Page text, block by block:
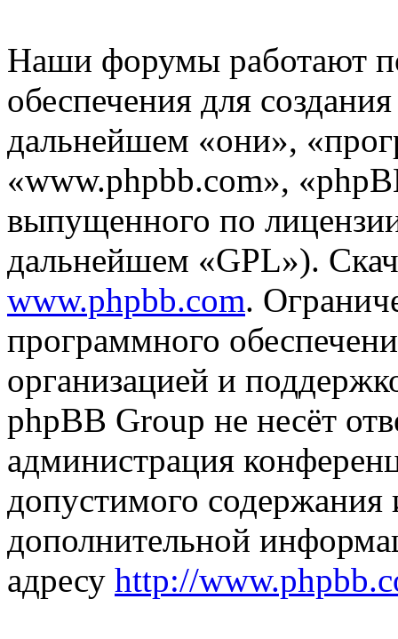
Наши форумы работают
обеспечения для
дальнейшем «они»,
«www.phpbb.com»,
выпущенного по
дальнейшем «GPL»).
www.phpbb.com.
программного
организацией и
phpBB Group не несёт
администрация
допустимого
дополнительной
адресу http://